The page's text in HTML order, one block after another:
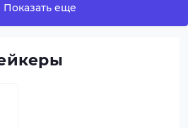
Показать еще